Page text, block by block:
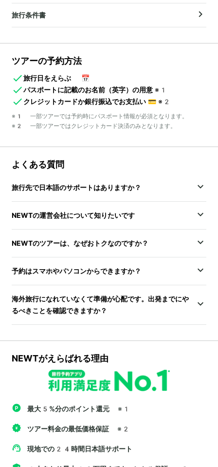
旅行条件書
ツアーの予約方法
旅行日をえらぶ
📅
パスポートに記載のお名前（英字）の用意 ※1
クレジットカードか銀行振込でお支払い 💳 ※2
※1 一部ツアーでは予約時にパスポート情報が必須となります。
※2 一部ツアーではクレジットカード決済のみとなります。
よくある質問
旅行先で日本語のサポートはありますか？
NEWTの運営会社について知りたいです
NEWTのツアーは、なぜおトクなのですか？
予約はスマホやパソコンからできますか？
海外旅行になれていなくて準備が心配です。出発までにや
るべきことを確認できますか？
NEWTがえらばれる理由
最大5%分のポイント還元 ※1
ツアー料金の最低価格保証 ※2
現地での24時間日本語サポート